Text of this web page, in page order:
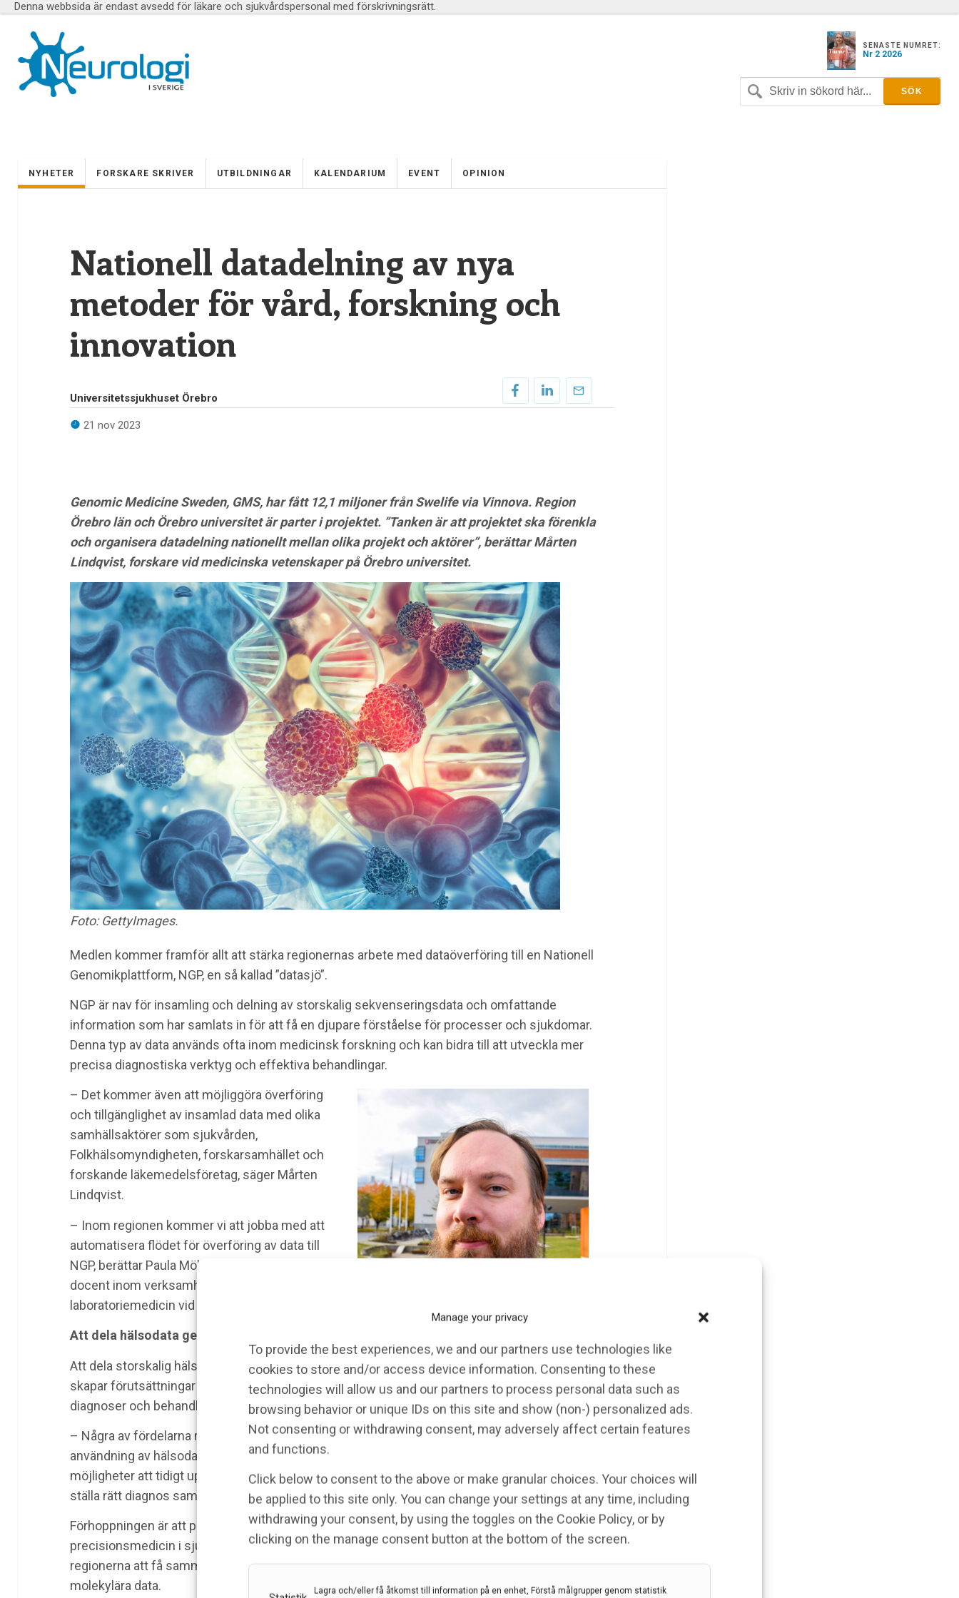
Manage your privacy
To provide the best experiences, we and our partners use technologies like
cookies to store and/or access device information. Consenting to these
technologies will allow us and our partners to process personal data such as
browsing behavior or unique IDs on this site and show (non-) personalized ads.
Not consenting or withdrawing consent, may adversely affect certain features
and functions.
Click below to consent to the above or make granular choices. Your choices will
be applied to this site only. You can change your settings at any time, including
withdrawing your consent, by using the toggles on the Cookie Policy, or by
clicking on the manage consent button at the bottom of the screen.
Lagra och/eller få åtkomst till information på en enhet, Förstå målgrupper genom statistik
Denna webbsida är endast avsedd för läkare och sjukvårdspersonal med förskrivningsrätt.
SENASTE NUMRET:
Nr 2 2026
NYHETER FORSKARE SKRIVER UTBILDNINGAR KALENDARIUM EVENT OPINION
Nationell datadelning av nya
metoder för vård, forskning och
innovation
Universitetssjukhuset Örebro
21 nov 2023
Genomic Medicine Sweden, GMS, har fått 12,1 miljoner från Swelife via Vinnova. Region
Örebro län och Örebro universitet är parter i projektet. ”Tanken är att projektet ska förenkla
och organisera datadelning nationellt mellan olika projekt och aktörer”, berättar Mårten
Lindqvist, forskare vid medicinska vetenskaper på Örebro universitet.
Foto: GettyImages.
Medlen kommer framför allt att stärka regionernas arbete med dataöverföring till en Nationell
Genomikplattform, NGP, en så kallad ”datasjö”.
NGP är nav för insamling och delning av storskalig sekvenseringsdata och omfattande
information som har samlats in för att få en djupare förståelse för processer och sjukdomar.
Denna typ av data används ofta inom medicinsk forskning och kan bidra till att utveckla mer
precisa diagnostiska verktyg och effektiva behandlingar.
Forskare Mårten Lindqvist vid Örebro
universitet. Foto: Elin Abelson/Region Örebro
län.
– Det kommer även att möjliggöra överföring
och tillgänglighet av insamlad data med olika
samhällsaktörer som sjukvården,
Folkhälsomyndigheten, forskarsamhället och
forskande läkemedelsföretag, säger Mårten
Lindqvist.
– Inom regionen kommer vi att jobba med att
automatisera flödet för överföring av data till
NGP, berättar Paula Mölling, molekylärbiolog och
docent inom verksamhetsområde
laboratoriemedicin vid Region Örebro län.
Att dela hälsodata ger många fördelar
Att dela storskalig hälsodata via GMS:s datasjö,
skapar förutsättningar för mer precisa
diagnoser och behandling av patienter.
– Några av fördelarna med effektivare
användning av hälsodata är att den kan ge bättre
möjligheter att tidigt upptäcka sjukdom och
ställa rätt diagnos samt skynda på framstegen inom forskningen, säger Paula Mölling.
Förhoppningen är att projektet ska hjälpa till att bana väg för ett brett införande av
precisionsmedicin i sjukvården. Genom att regioner delar data i en datasjö hos GMS, kommer
regionerna att få samma möjligheter att kunna göra bedömningar med hjälp av storskaliga
molekylära data.